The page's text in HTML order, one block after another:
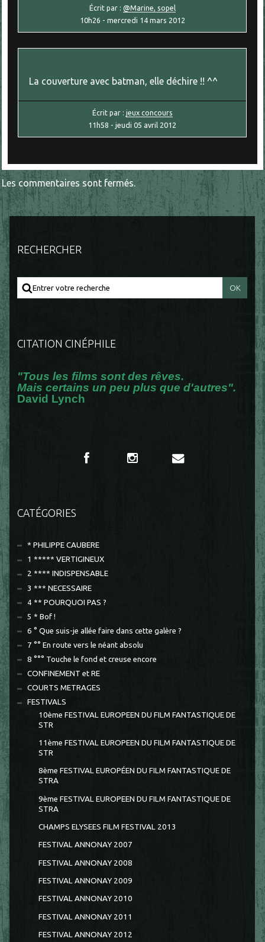
Écrit par : @Marine, sopel
10h26 - mercredi 14 mars 2012
La couverture avec batman, elle déchire !! ^^
Écrit par : jeux concours
11h58 -jeudi 05 avril 2012
Les commentaires sont fermés.
RECHERCHER
CITATION CINÉPHILE
"Tous les films sont des rêves.
Mais certains un peu plus que d'autres".
David Lynch
CATÉGORIES
* PHILIPPE CAUBERE
1 ***** VERTIGINEUX
2 **** INDISPENSABLE
3 *** NECESSAIRE
4 ** POURQUOI PAS ?
5 * Bof !
6 ° Que suis-je allée faire dans cette galère ?
7 °° En route vers le néant absolu
8 °°° Touche le fond et creuse encore
CONFINEMENT et RE
COURTS METRAGES
FESTIVALS
10ème FESTIVAL EUROPEEN DU FILM FANTASTIQUE DE
STR
11ème FESTIVAL EUROPEEN DU FILM FANTASTIQUE DE
STR
8ème FESTIVAL EUROPÉEN DU FILM FANTASTIQUE DE
STRA
9ème FESTIVAL EUROPEEN DU FILM FANTASTIQUE DE
STRA
CHAMPS ELYSEES FILM FESTIVAL 2013
FESTIVAL ANNONAY 2007
FESTIVAL ANNONAY 2008
FESTIVAL ANNONAY 2009
FESTIVAL ANNONAY 2010
FESTIVAL ANNONAY 2011
FESTIVAL ANNONAY 2012